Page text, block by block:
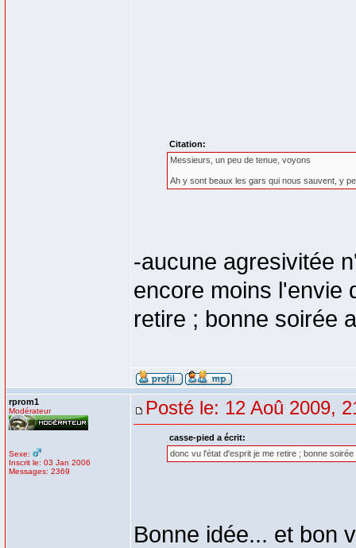
Citation:
Messieurs, un peu de tenue, voyons
Ah y sont beaux les gars qui nous sauvent, y
-aucune agresivitée
encore moins l'envie
retire ; bonne soirée
rprom1
Modérateur
Sexe:
Inscrit le: 03 Jan 2006
Messages: 2369
Posté le: 12 Aoû 2009,
casse-pied a écrit:
donc vu l'état d'esprit je me retire ; bonne soirée
Bonne idée... et bon